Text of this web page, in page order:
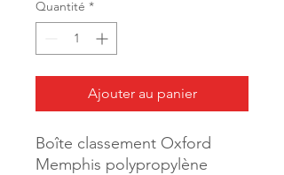
Quantité *
Ajouter au panier
Boîte classement Oxford
Memphis polypropylène